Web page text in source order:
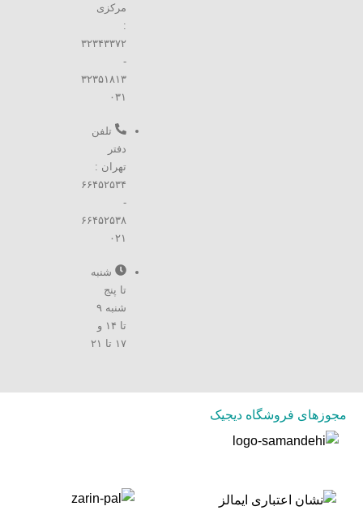
مرکزی
:
۳۲۳۴۳۳۷۲
-
۳۲۳۵۱۸۱۳
۰۳۱
تلفن
دفتر
تهران :
۶۶۴۵۲۵۳۴
-
۶۶۴۵۲۵۳۸
۰۲۱
شنبه
تا پنج
شنبه ۹
تا ۱۴ و
۱۷ تا ۲۱
مجوزهای فروشگاه دیجیک